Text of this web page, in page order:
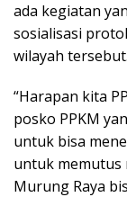
ada kegiatan
sosialisasi
wilayah tersebut.
“Harapan kita
posko PPKM
untuk bisa
untuk memutus
Murung Raya